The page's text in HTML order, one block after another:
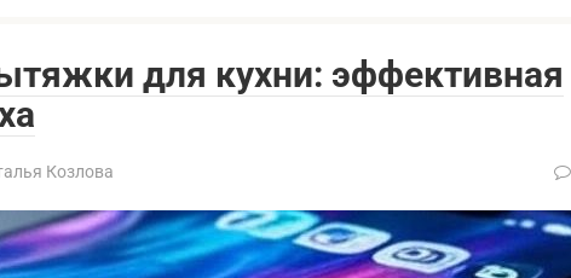
для кухни: эффективная
Козлова